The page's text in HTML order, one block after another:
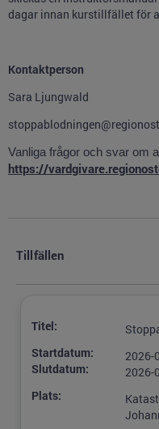
dagar innan kurstillfället för
Kontaktperson
Sara Ljungwald
Vanliga frågor och svar om
https://
Tillfällen
Titel:
Startdatum:
Slutdatum:
2026-
2026-
Plats: